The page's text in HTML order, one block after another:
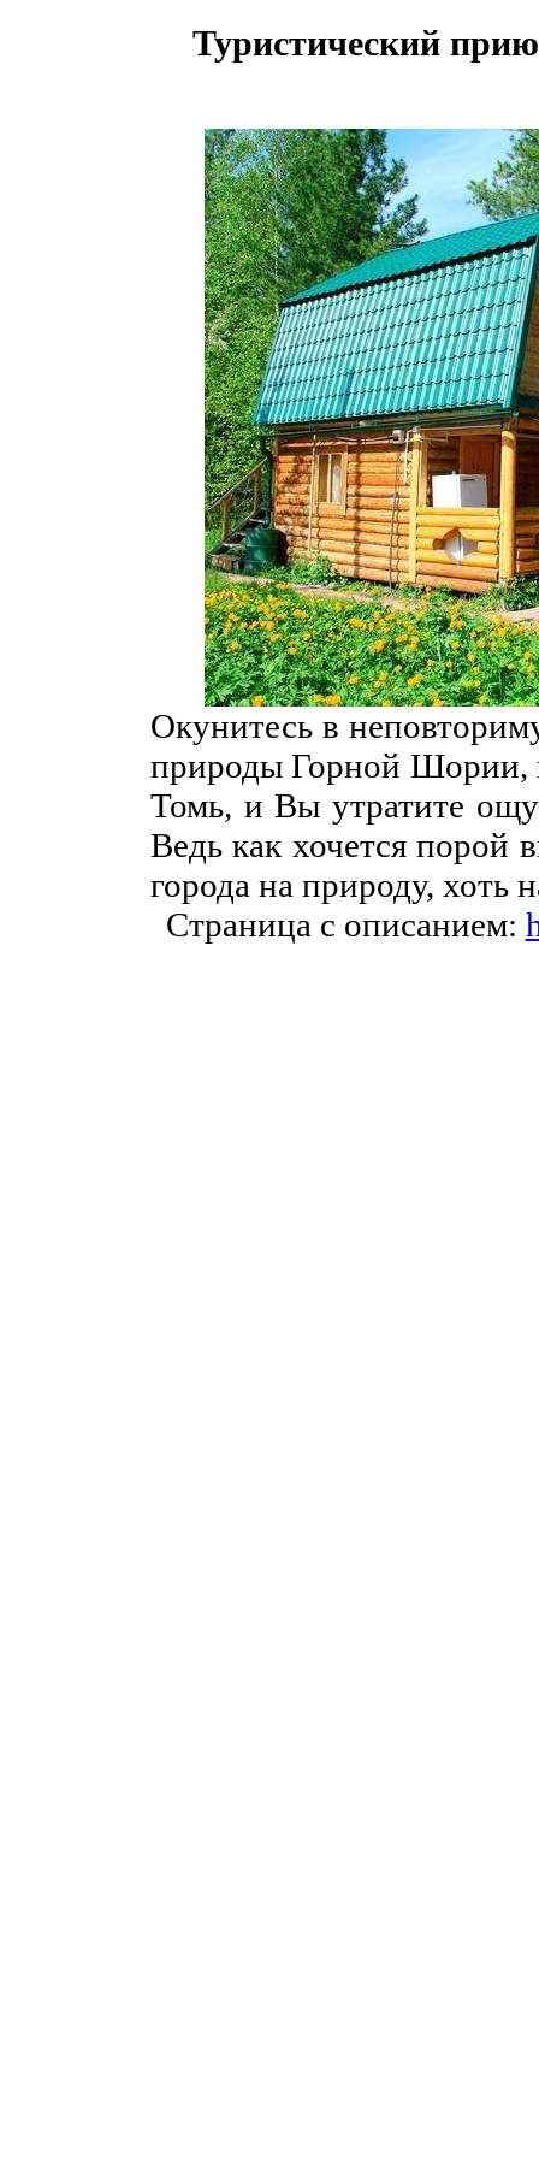
Туристический
Окунитесь в
природы Горной Шории,
Томь, и Вы утратите
Ведь как хочется порой
города на природу, хоть
Страница с описанием: